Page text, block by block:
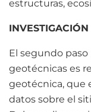
estructuras,
El segundo
geotécnicas es
geotécnica, que
datos sobre el